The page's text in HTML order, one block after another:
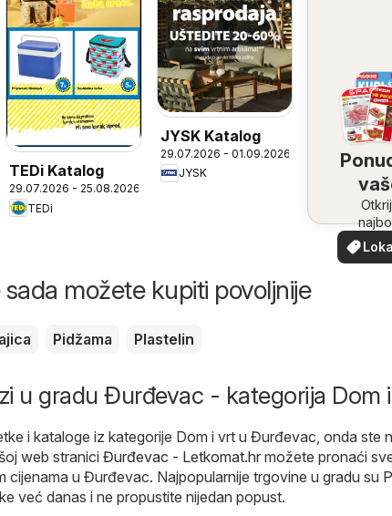
TEDi Katalog
29.07.2026 - 25.08.2026
TEDi
JYSK Katalog
29.07.2026 - 01.09.2026
JYSK
vašoj
sada možete kupiti povoljnije
Pidžama Plastelin
u gradu Đurđevac - kategorija Dom
i kataloge iz kategorije Dom i vrt u Đurđevac, onda ste
web stranici Đurđevac - Letkomat.hr možete pronaći
cijenama u Đurđevac. Najpopularnije trgovine u gradu su
već danas i ne propustite nijedan popust.